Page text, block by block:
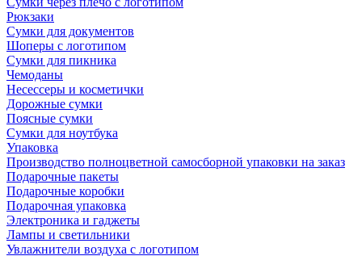
Рюкзаки
Сумки для документов
Шоперы с логотипом
Сумки для пикника
Чемоданы
Несессеры и косметички
Дорожные сумки
Поясные сумки
Сумки для ноутбука
Упаковка
Производство полноцветной самосборной упаковки на заказ
Подарочные пакеты
Подарочные коробки
Подарочная упаковка
Электроника и гаджеты
Лампы и светильники
Увлажнители воздуха с логотипом